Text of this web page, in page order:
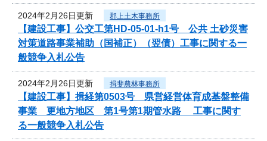
2024年2月26日更新 郡上土木事務所
【建設工事】公交工第HD-05-01-h1号 公共 土砂災害
対策道路事業補助（国補正）（翌債）工事に関する一
般競争入札公告
2024年2月26日更新 揖斐農林事務所
【建設工事】揖経第0503号 県営経営体育成基盤整備
事業 更地方地区 第1号第1期管水路 工事に関す
る一般競争入札公告